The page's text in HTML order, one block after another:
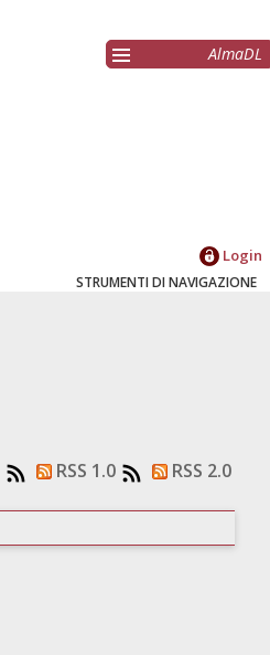
AlmaDL
Login
STRUMENTI DI NAVIGAZIONE
RSS 1.0 RSS 2.0